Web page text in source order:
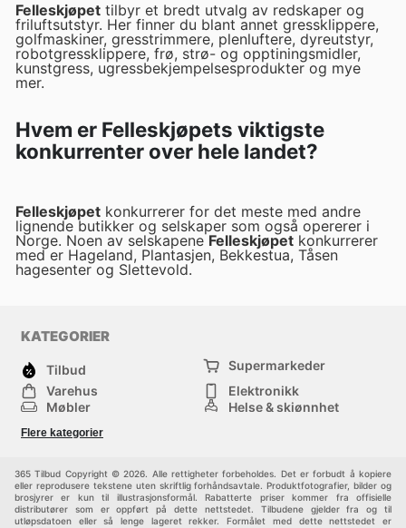
Felleskjøpet tilbyr et bredt utvalg av redskaper og
friluftsutstyr. Her finner du blant annet gressklippere,
golfmaskiner, gresstrimmere, plenluftere, dyreutstyr,
robotgressklippere, frø, strø- og opptiningsmidler,
kunstgress, ugressbekjempelsesprodukter og mye
mer.
Hvem er Felleskjøpets viktigste
konkurrenter over hele landet?
Felleskjøpet konkurrerer for det meste med andre
lignende butikker og selskaper som også opererer i
Norge. Noen av selskapeneFelleskjøpet konkurrerer
med er Hageland, Plantasjen, Bekkestua, Tåsen
hagesenter og Slettevold.
KATEGORIER
Tilbud
Supermarkeder
Varehus
Elektronikk
Møbler
Helse & skjønnhet
Sport
Flere kategorier
365 Tilbud Copyright © 2026. Alle rettigheter forbeholdes. Det er forbudt å kopiere
eller reprodusere tekstene uten skriftlig forhåndsavtale. Produktfotografier, bilder og
brosjyrer er kun til illustrasjonsformål. Rabatterte priser kommer fra offisielle
distributører som er oppført på dette nettstedet. Tilbudene gjelder fra og til
utløpsdatoen eller så lenge lageret rekker. Formålet med dette nettstedet er